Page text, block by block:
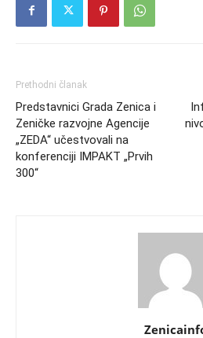
Prethodni članak
Predstavnici Grada Zenica i
Zeničke razvojne Agencije
„ZEDA“ učestvovali na
konferenciji IMPAKT „Prvih
300“